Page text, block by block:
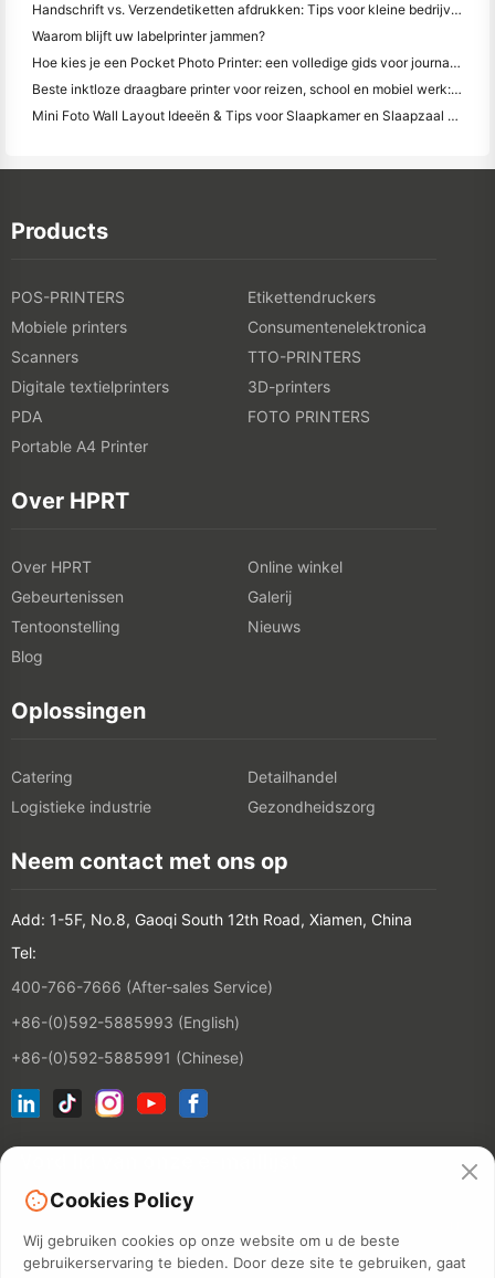
Handschrift vs. Verzendetiketten afdrukken: Tips voor kleine bedrijven in 2026
Waarom blijft uw labelprinter jammen?
Hoe kies je een Pocket Photo Printer: een volledige gids voor journaling, reizen en iPhone-gebruikers
Beste inktloze draagbare printer voor reizen, school en mobiel werk: Hanin MT620 Pro Review
Mini Foto Wall Layout Ideeën & Tips voor Slaapkamer en Slaapzaal Decoratie
Products
POS-PRINTERS
Etikettendruckers
Mobiele printers
Consumentenelektronica
Scanners
TTO-PRINTERS
Digitale textielprinters
3D-printers
PDA
FOTO PRINTERS
Portable A4 Printer
Over HPRT
Over HPRT
Online winkel
Gebeurtenissen
Galerij
Tentoonstelling
Nieuws
Blog
Oplossingen
Catering
Detailhandel
Logistieke industrie
Gezondheidszorg
Neem contact met ons op
Add: 1-5F, No.8, Gaoqi South 12th Road, Xiamen, China
Tel:
400-766-7666 (After-sales Service)
+86-(0)592-5885993 (English)
+86-(0)592-5885991 (Chinese)
Cookies Policy
Wij gebruiken cookies op onze website om u de beste
gebruikerservaring te bieden. Door deze site te gebruiken, gaat